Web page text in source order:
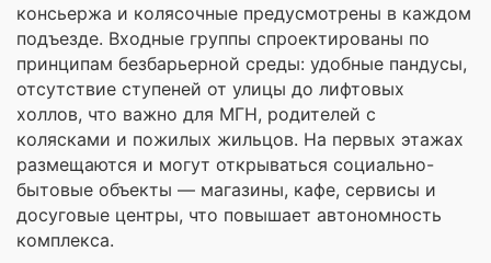
консьержа и колясочные предусмотрены в каждом
подъезде. Входные группы спроектированы по
принципам безбарьерной среды: удобные пандусы,
отсутствие ступеней от улицы до лифтовых
холлов, что важно для МГН, родителей с
колясками и пожилых жильцов. На первых этажах
размещаются и могут открываться социально-
бытовые объекты — магазины, кафе, сервисы и
досуговые центры, что повышает автономность
комплекса.